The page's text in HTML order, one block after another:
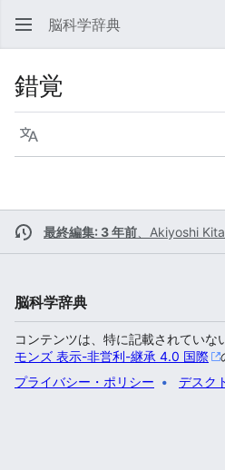
脳科学辞典
錯覚
言語
最終編集: 3 年前 Akiyoshi
脳科学辞典
コンテンツは、特に記載されていな
モンズ 表示-非営利-継承 4.0 国際
プライバシー・ポリシー
デスク